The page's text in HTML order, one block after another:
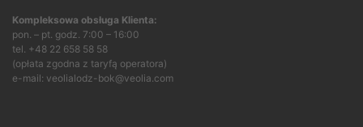
Kompleksowa obsługa Klienta:
pon. – pt. godz. 7:00 – 16:00
tel. +48 22 658 58 58
(opłata zgodna z taryfą operatora)
e-mail: veolialodz-bok@veolia.com